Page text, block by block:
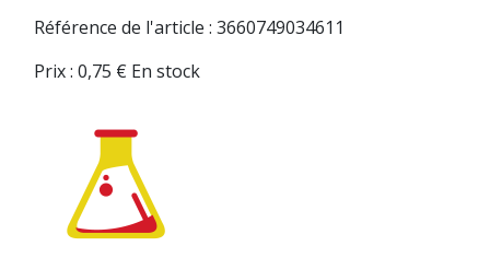
Référence de l'article : 3660749034611
Prix : 0,75 € En stock